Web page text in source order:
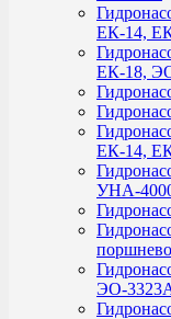
ЕК-14,
ЕК-18,
ЕК-14,
УНА-
ЭО-